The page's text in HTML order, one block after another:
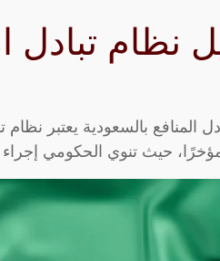
نظام تبادل
المنافع بالسعودية يعتبر
حيث تنوي الحكومي إجراء